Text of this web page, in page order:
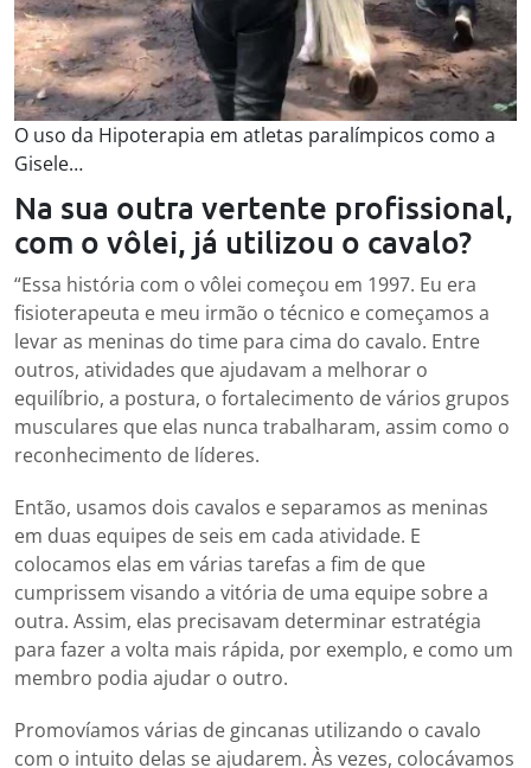
O uso da Hipoterapia em atletas paralímpicos como a
Gisele…
Na sua outra vertente profissional,
com o vôlei, já utilizou o cavalo?
“Essa história com o vôlei começou em 1997. Eu era
fisioterapeuta e meu irmão o técnico e começamos a
levar as meninas do time para cima do cavalo. Entre
outros, atividades que ajudavam a melhorar o
equilíbrio, a postura, o fortalecimento de vários grupos
musculares que elas nunca trabalharam, assim como o
reconhecimento de líderes.
Então, usamos dois cavalos e separamos as meninas
em duas equipes de seis em cada atividade. E
colocamos elas em várias tarefas a fim de que
cumprissem visando a vitória de uma equipe sobre a
outra. Assim, elas precisavam determinar estratégia
para fazer a volta mais rápida, por exemplo, e como um
membro podia ajudar o outro.
Promovíamos várias de gincanas utilizando o cavalo
com o intuito delas se ajudarem. Às vezes, colocávamos